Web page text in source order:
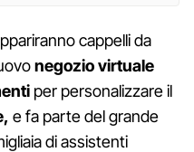
cappelli da
negozio virtuale
per personalizzare il
e fa parte del grande
di assistenti